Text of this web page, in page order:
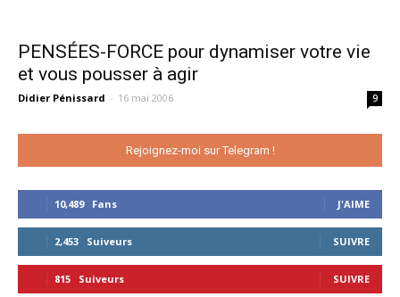
PENSÉES-FORCE pour dynamiser votre vie
et vous pousser à agir
Didier Pénissard - 16 mai 2006 9
Rejoignez-moi sur Telegram !
10,489 Fans J'AIME
2,453 Suiveurs SUIVRE
815 Suiveurs SUIVRE